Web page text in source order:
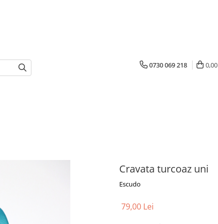
0730 069 218 0,00
Cravata turcoaz uni
Escudo
79,00 Lei